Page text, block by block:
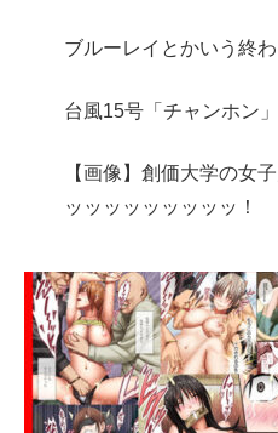
ブルーレイとかいう終
台風15号「チャンホン
【画像】創価大学の女
ッッッッッッッッッ！